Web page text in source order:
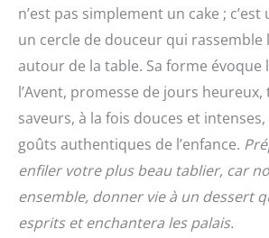
n’est pas simplement un cake ;
un cercle de douceur qui rassemble
autour de la table. Sa forme évoque
l’Avent, promesse de jours heureux,
saveurs, à la fois douces et
goûts authentiques de l’enfance.
enfiler votre plus beau tablier, car
ensemble, donner vie à un dessert
esprits et enchantera les palais.